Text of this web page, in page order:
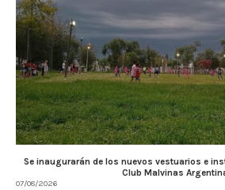
Se inaugurarán de los nuevos vestuarios e
Club Malvinas
07/08/2026